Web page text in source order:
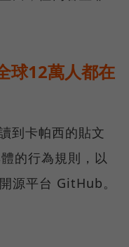
球12萬人都在
到卡帕西的貼文
的行為規則，以
源平台 GitHub。